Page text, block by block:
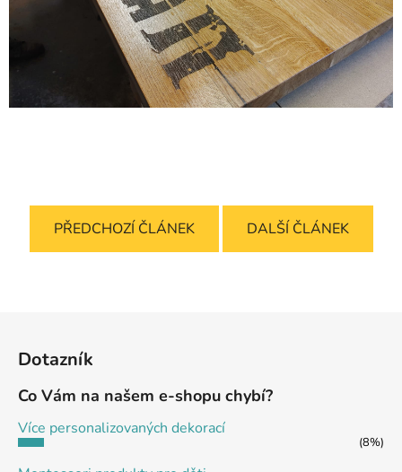
PŘEDCHOZÍ ČLÁNEK DALŠÍ ČLÁNEK
Dotazník
Co Vám na našem e-shopu chybí?
Více personalizovaných dekorací
(8%)